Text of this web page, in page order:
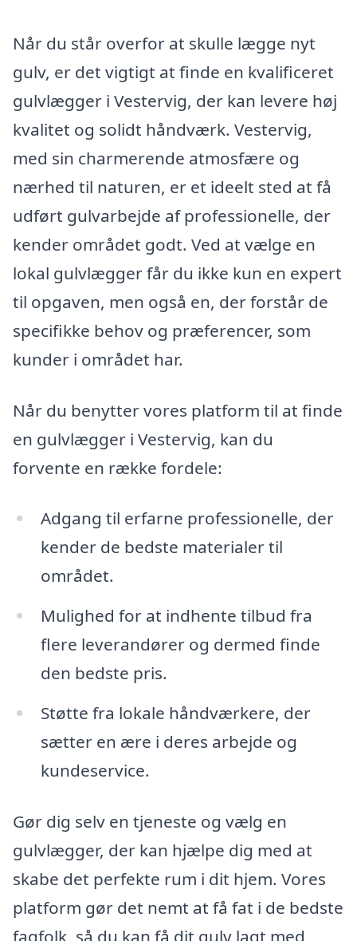
Når du står overfor at skulle lægge nyt
gulv, er det vigtigt at finde en kvalificeret
gulvlægger i Vestervig, der kan levere høj
kvalitet og solidt håndværk. Vestervig,
med sin charmerende atmosfære og
nærhed til naturen, er et ideelt sted at få
udført gulvarbejde af professionelle, der
kender området godt. Ved at vælge en
lokal gulvlægger får du ikke kun en expert
til opgaven, men også en, der forstår de
specifikke behov og præferencer, som
kunder i området har.
Når du benytter vores platform til at finde
en gulvlægger i Vestervig, kan du
forvente en række fordele:
Adgang til erfarne professionelle, der
kender de bedste materialer til
området.
Mulighed for at indhente tilbud fra
flere leverandører og dermed finde
den bedste pris.
Støtte fra lokale håndværkere, der
sætter en ære i deres arbejde og
kundeservice.
Gør dig selv en tjeneste og vælg en
gulvlægger, der kan hjælpe dig med at
skabe det perfekte rum i dit hjem. Vores
platform gør det nemt at få fat i de bedste
fagfolk, så du kan få dit gulv lagt med